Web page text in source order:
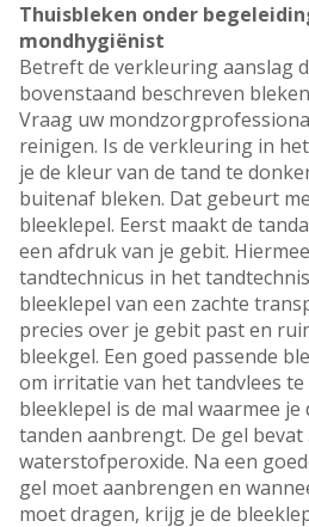
Thuisbleken onder
mondhygiënist
Betreft de verkleuring aanslag
bovenstaand beschreven
Vraag uw
reinigen. Is de verkleuring in
je de kleur van de tand te
buitenaf bleken. Dat gebeurt
bleeklepel. Eerst maakt de
een afdruk van je gebit.
tandtechnicus in het
bleeklepel van een zachte
precies over je gebit past en
bleekgel. Een goed passende
om irritatie van het tandvlees
bleeklepel is de mal waarmee
tanden aanbrengt. De gel bevat
waterstofperoxide. Na een
gel moet aanbrengen en
moet dragen, krijg je de